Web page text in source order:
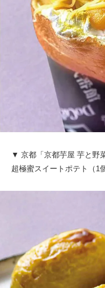
▼ 京都「京都芋屋 芋と野
超極蜜スイートポテト（1